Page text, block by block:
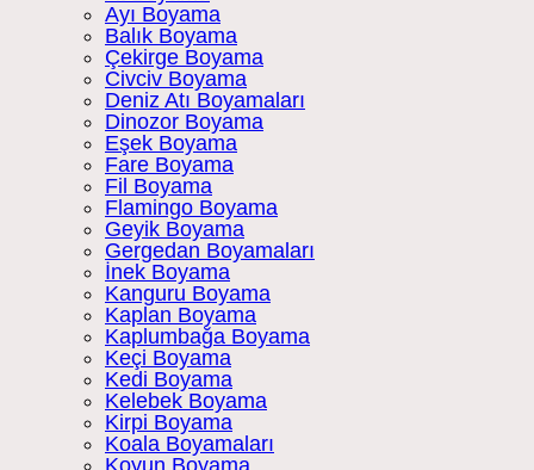
Ayı Boyama
Balık Boyama
Çekirge Boyama
Civciv Boyama
Deniz Atı Boyamaları
Dinozor Boyama
Eşek Boyama
Fare Boyama
Fil Boyama
Flamingo Boyama
Geyik Boyama
Gergedan Boyamaları
İnek Boyama
Kanguru Boyama
Kaplan Boyama
Kaplumbağa Boyama
Keçi Boyama
Kedi Boyama
Kelebek Boyama
Kirpi Boyama
Koala Boyamaları
Koyun Boyama